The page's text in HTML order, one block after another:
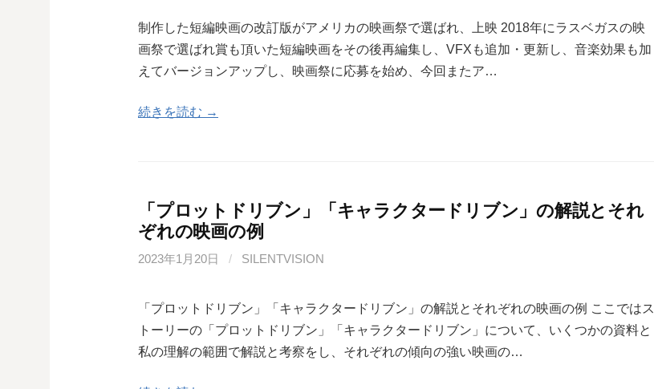
制作した短編映画の改訂版がアメリカの映画祭で選ばれ、上映 2018年にラスベガスの映
画祭で選ばれ賞も頂いた短編映画をその後再編集し、VFXも追加・更新し、音楽効果も加
えてバージョンアップし、映画祭に応募を始め、今回またア…
続きを読む →
「プロットドリブン」「キャラクタードリブン」の解説とそれ
ぞれの映画の例
2023年1月20日 / SILENTVISION
「プロットドリブン」「キャラクタードリブン」の解説とそれぞれの映画の例 ここではス
トーリーの「プロットドリブン」「キャラクタードリブン」について、いくつかの資料と
私の理解の範囲で解説と考察をし、それぞれの傾向の強い映画の…